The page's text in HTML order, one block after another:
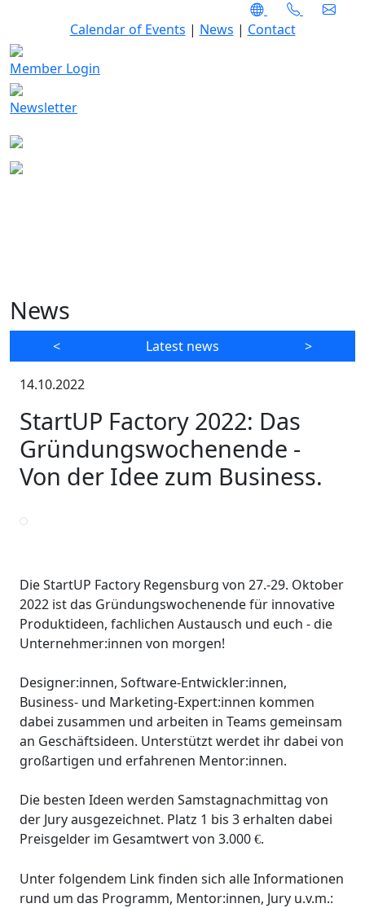
Calendar of Events | News | Contact
Member Login
Newsletter
News
14.10.2022
StartUP Factory 2022: Das
Gründungswochenende -
Von der Idee zum Business.
< Latest news >
Die StartUP Factory Regensburg von 27.-29. Oktober
2022 ist das Gründungswochenende für innovative
Produktideen, fachlichen Austausch und euch - die
Unternehmer:innen von morgen!
Designer:innen, Software-Entwickler:innen,
Business- und Marketing-Expert:innen kommen
dabei zusammen und arbeiten in Teams gemeinsam
an Geschäftsideen. Unterstützt werdet ihr dabei von
großartigen und erfahrenen Mentor:innen.
Die besten Ideen werden Samstagnachmittag von
der Jury ausgezeichnet. Platz 1 bis 3 erhalten dabei
Preisgelder im Gesamtwert von 3.000 €.
Unter folgendem Link finden sich alle Informationen
rund um das Programm, Mentor:innen, Jury u.v.m.: